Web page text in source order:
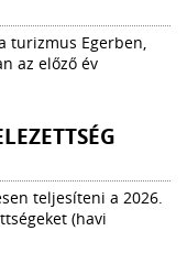
turizmus Egerben,
az előző év
teljesíteni a 2026.
(havi